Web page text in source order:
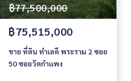
฿77,500,000
฿75,515,000
ขาย ที่ดิน ทำเลดี พระราม 2 ซอย
50 ซอยวัดกำเเพง